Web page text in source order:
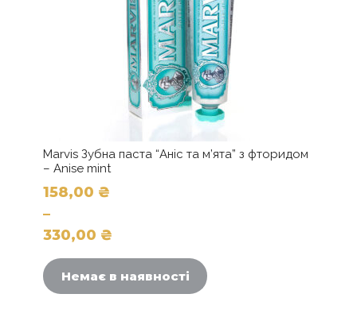
Marvis Зубна паста “Аніс та м’ята” з фторидом
– Anise mint
158,00 ₴
–
330,00 ₴
Діапазон
цін:
від
Немає в наявності